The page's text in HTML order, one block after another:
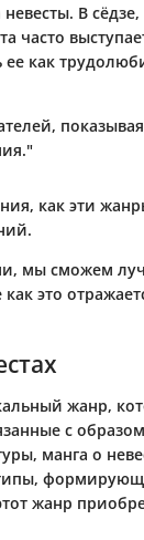
В сёдзе,
часто
ее как
как эти
мы сможем
это
жанр,
с
манга о
жанр